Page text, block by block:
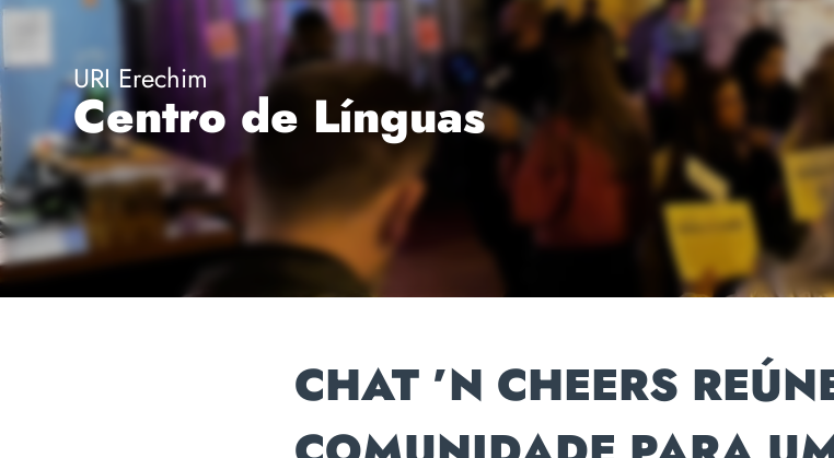
URI Erechim
Centro de Línguas
CHAT ’N CHEERS